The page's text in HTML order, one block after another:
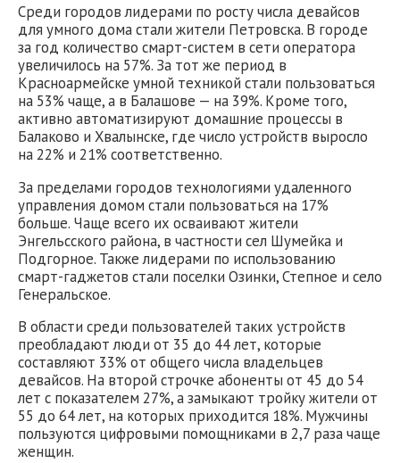
Среди городов лидерами по росту числа девайсов
для умного дома стали жители Петровска. В городе
за год количество смарт-систем в сети оператора
увеличилось на 57%. За тот же период в
Красноармейске умной техникой стали пользоваться
на 53% чаще, а в Балашове — на 39%. Кроме того,
активно автоматизируют домашние процессы в
Балаково и Хвалынске, где число устройств выросло
на 22% и 21% соответственно.
За пределами городов технологиями удаленного
управления домом стали пользоваться на 17%
больше. Чаще всего их осваивают жители
Энгельсского района, в частности сел Шумейка и
Подгорное. Также лидерами по использованию
смарт-гаджетов стали поселки Озинки, Степное и село
Генеральское.
В области среди пользователей таких устройств
преобладают люди от 35 до 44 лет, которые
составляют 33% от общего числа владельцев
девайсов. На второй строчке абоненты от 45 до 54
лет с показателем 27%, а замыкают тройку жители от
55 до 64 лет, на которых приходится 18%. Мужчины
пользуются цифровыми помощниками в 2,7 раза чаще
женщин.